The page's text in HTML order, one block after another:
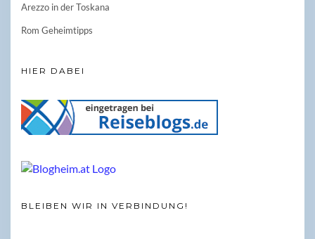
Arezzo in der Toskana
Rom Geheimtipps
HIER DABEI
BLEIBEN WIR IN VERBINDUNG!